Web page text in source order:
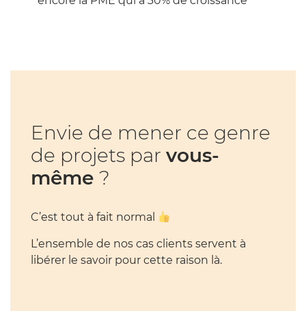
Envie de mener ce genre
de projets par vous-
même ?
C’est tout à fait normal
L’ensemble de nos cas clients servent à
libérer le savoir pour cette raison là.